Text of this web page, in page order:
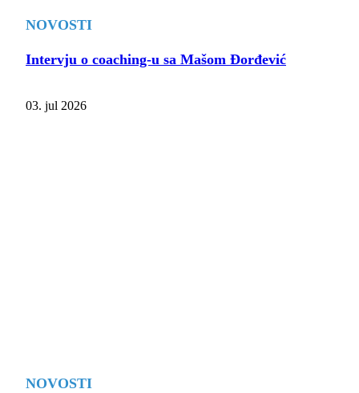
NOVOSTI
Intervju o coaching-u sa Mašom Đorđević
03. jul 2026
NOVOSTI